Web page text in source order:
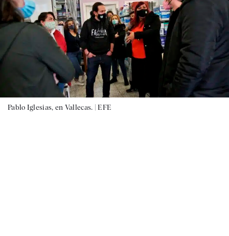
Pablo Iglesias, en Vallecas. |EFE